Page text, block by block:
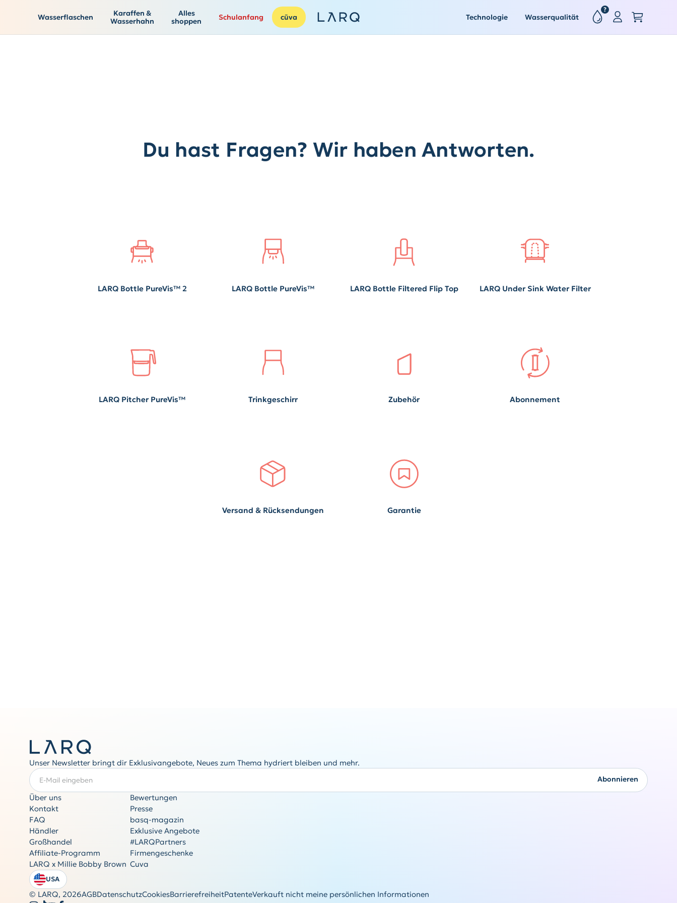
Wasserflaschen
Karaffen &
Wasserhahn
Alles
shoppen
Schulanfang cūva Technologie Wasserqualität
?
Du hast Fragen? Wir haben Antworten.
LARQ Bottle PureVis™ 2 LARQ Bottle PureVis™ LARQ Bottle Filtered Flip Top LARQ Under Sink Water Filter
LARQ Pitcher PureVis™ Trinkgeschirr Zubehör Abonnement
Versand & Rücksendungen Garantie
Unser Newsletter bringt dir Exklusivangebote, Neues zum Thema hydriert bleiben und mehr.
E-Mail eingeben
Abonnieren
Über uns
Bewertungen
Kontakt
Presse
FAQ
basq-magazin
Händler
Exklusive Angebote
Großhandel
#LARQPartners
Affiliate-Programm
Firmengeschenke
LARQ x Millie Bobby Brown Cuva
Firmengeschenke
aus der Mode
USA
© LARQ, 2026AGBDatenschutzCookiesBarrierefreiheitPatenteVerkauft nicht meine persönlichen Informationen